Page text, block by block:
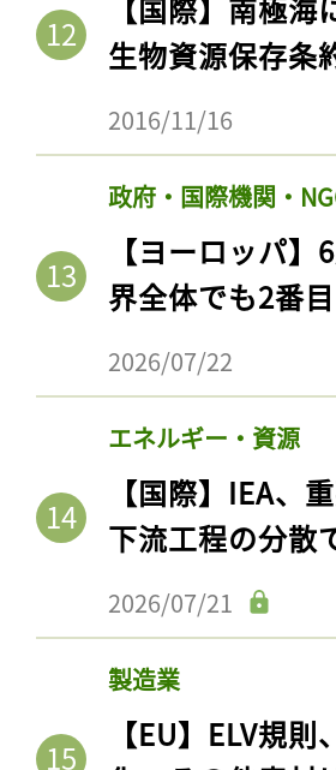
【国際】南極
生物資源保存条
2016/11/16
政府・国際機関・
【ヨーロッパ
界全体でも2番
2026/07/22
エネルギー・資源
【国際】IEA、
下流工程の分散
2026/07/21
製造業
【EU】ELV規